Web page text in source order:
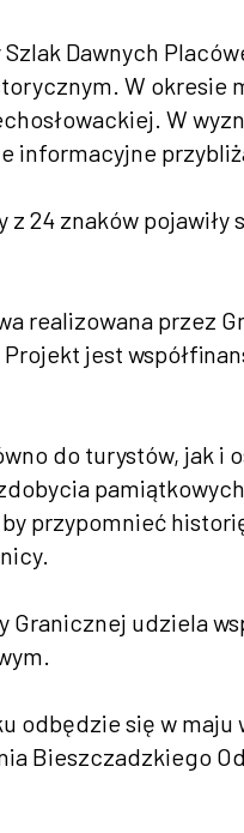
Dawnych
W okresie
W
informacyjne
24 znaków
realizowana przez
jest
do turystów, jak i
przypomnieć
Granicznej udziela
odbędzie się w
Bieszczadzkiego